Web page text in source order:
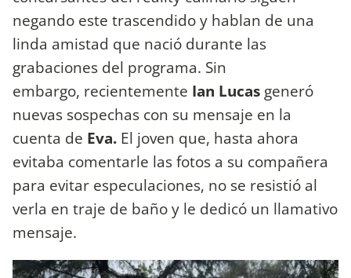
negando este trascendido y hablan de una
linda amistad que nació durante las
grabaciones del programa. Sin
embargo, recientemente Ian Lucas generó
nuevas sospechas con su mensaje en la
cuenta de Eva. El joven que, hasta ahora
evitaba comentarle las fotos a su compañera
para evitar especulaciones, no se resistió al
verla en traje de baño y le dedicó un llamativo
mensaje.